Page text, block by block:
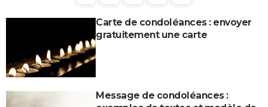
Carte de condoléances : envoyer
gratuitement une carte
Message de condoléances :